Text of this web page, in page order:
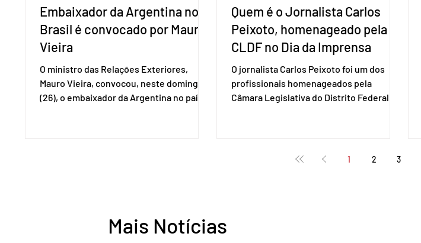
Embaixador da Argentina no
Brasil é convocado por Mauro
Vieira
O ministro das Relações Exteriores,
Mauro Vieira, convocou, neste domingo
(26), o embaixador da Argentina no país,
Estado, às instituições democráticas,
Quem é o Jornalista Carlos
Peixoto, homenageado pela
CLDF no Dia da Imprensa
O jornalista Carlos Peixoto foi um dos
profissionais homenageados pela
Câmara Legislativa do Distrito Federal
deputada distrital Dra. Jane Klébia,
1 2 3
Mais Notícias